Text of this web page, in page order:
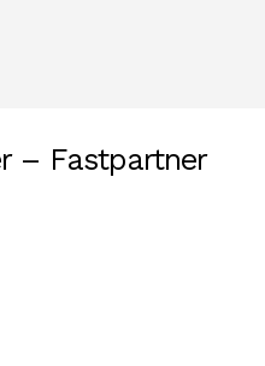
– Fastpartner